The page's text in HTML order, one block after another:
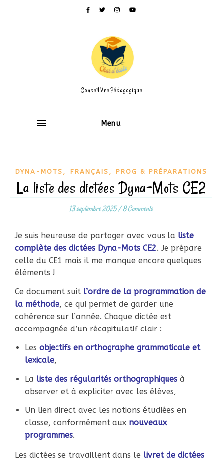
Conseillère Pédagogique
Menu
DYNA-MOTS , FRANÇAIS , PROG & PRÉPARATIONS
La liste des dictées Dyna-Mots CE2
13 septembre 2025/ 8 Comments
Je suis heureuse de partager avec vous la liste
complète des dictées Dyna-Mots CE2. Je prépare
celle du CE1 mais il me manque encore quelques
éléments !
Ce document suit l’ordre de la programmation de
la méthode, ce qui permet de garder une
cohérence sur l’année. Chaque dictée est
accompagnée d’un récapitulatif clair :
Les objectifs en orthographe grammaticale et
lexicale,
La liste des régularités orthographiques à
observer et à expliciter avec les élèves,
Un lien direct avec les notions étudiées en
classe, conformément aux nouveaux
programmes.
Les dictées se travaillent dans le livret de dictées